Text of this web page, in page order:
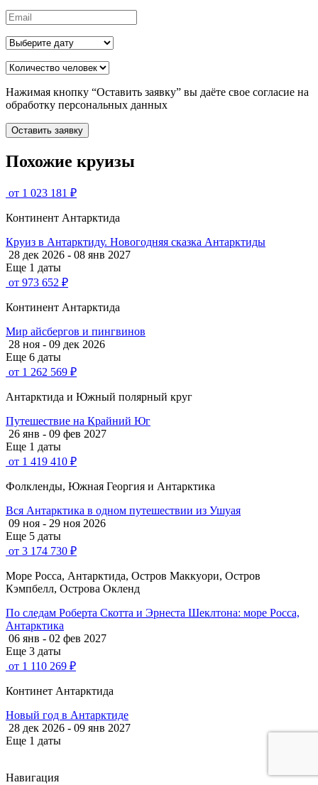
Нажимая кнопку “Оставить заявку” вы даёте свое согласие на
обработку персональных данных
Оставить заявку
Похожие круизы
от 1 023 181 ₽
Континент Антарктида
Круиз в Антарктиду. Новогодняя сказка Антарктиды
28 дек 2026 - 08 янв 2027
Еще 1 даты
от 973 652 ₽
Континент Антарктида
Мир айсбергов и пингвинов
28 ноя - 09 дек 2026
Еще 6 даты
от 1 262 569 ₽
Антарктида и Южный полярный круг
Путешествие на Крайний Юг
26 янв - 09 фев 2027
Еще 1 даты
от 1 419 410 ₽
Фолкленды, Южная Георгия и Антарктика
Вся Антарктика в одном путешествии из Ушуая
09 ноя - 29 ноя 2026
Еще 5 даты
от 3 174 730 ₽
Море Росса, Антарктида, Остров Маккуори, Остров
Кэмпбелл, Острова Окленд
По следам Роберта Скотта и Эрнеста Шеклтона: море Росса,
Антарктика
06 янв - 02 фев 2027
Еще 3 даты
от 1 110 269 ₽
Континет Антарктида
Новый год в Антарктиде
28 дек 2026 - 09 янв 2027
Еще 1 даты
Навигация